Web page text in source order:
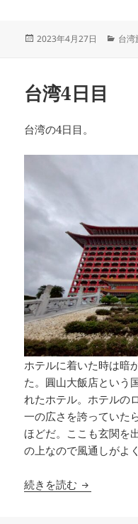
投
2023年4月27日
カ
台湾
台湾4日目
台湾の4日目。
ホテルに着いた時は暗
た。圓山大飯店という
れたホテル。ホテルの
一の広さを誇っていた
ほどだ。ここも玄関を
の上なので風通しがよ
続きを読む 台湾4日目